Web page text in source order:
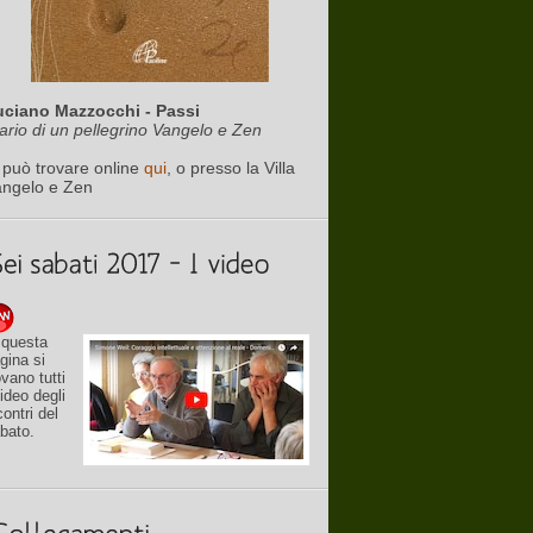
Mazzocchi - Passi
di un pellegrino Vangelo e Zen
trovare online qui , o presso la Villa
e Zen
si
tutti
degli
del